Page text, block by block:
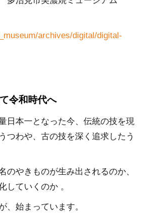
archives/digital/digital-
令和時代へ
日本一となった今、伝統の技を現
つわや、古の技を深く追求したう
のやきものが生み出されるのか、
していくのか 。
、始まっています。